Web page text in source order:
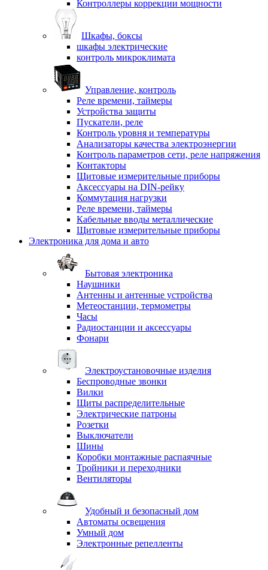
Контроллеры коррекции мощности
Шкафы, боксы
шкафы электрические
контроль микроклимата
Управление, контроль
Реле времени, таймеры
Устройства защиты
Пускатели, реле
Контроль уровня и температуры
Анализаторы качества электроэнергии
Контроль параметров сети, реле напряжения
Контакторы
Щитовые измерительные приборы
Аксессуары на DIN-рейку
Коммутация нагрузки
Реле времени, таймеры
Кабельные вводы металлические
Щитовые измерительные приборы
Электроника для дома и авто
Бытовая электроника
Наушники
Антенны и антенные устройства
Метеостанции, термометры
Часы
Радиостанции и аксессуары
Фонари
Электроустановочные изделия
Беспроводные звонки
Вилки
Щиты распределительные
Электрические патроны
Розетки
Выключатели
Шины
Коробки монтажные распаячные
Тройники и переходники
Вентиляторы
Удобный и безопасный дом
Автоматы освещения
Умный дом
Электронные репелленты